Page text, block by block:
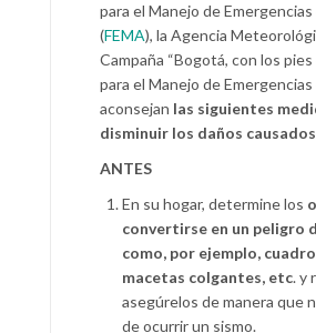
para el Manejo de
(FEMA), la Agencia
Campaña “Bogotá, con los pies
para el Manejo de
aconsejan las siguientes
disminuir los daños
ANTES
En su hogar, determine los
convertirse en un peligro
como, por ejemplo,
macetas colgantes, etc. y
asegúrelos de manera que
de ocurrir un sismo.